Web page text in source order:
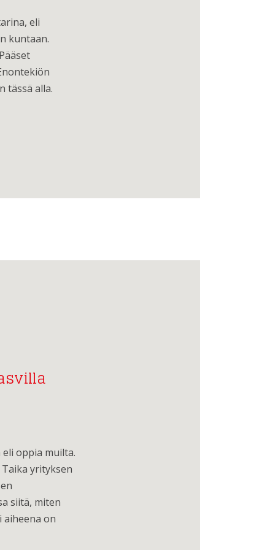
eli
kuntaan.
tässä alla.
oppia muilta.
yrityksen
siitä, miten
aiheena on